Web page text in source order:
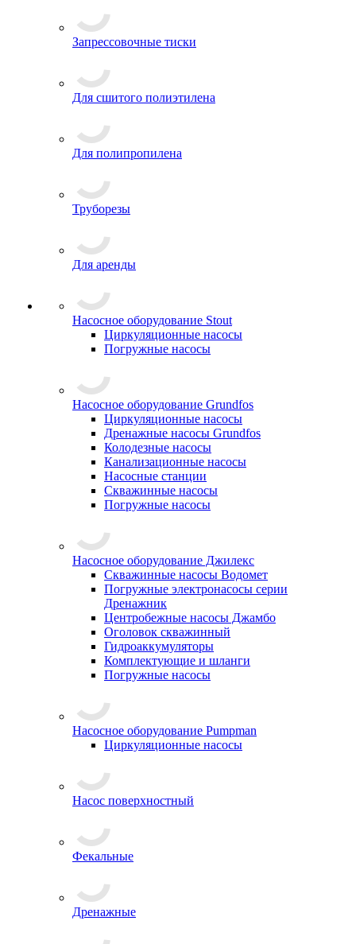
Запрессовочные тиски
Для сшитого полиэтилена
Для полипропилена
Труборезы
Для аренды
Насосное оборудование Stout
Циркуляционные насосы
Погружные насосы
Насосное оборудование Grundfos
Циркуляционные насосы
Дренажные насосы Grundfos
Колодезные насосы
Канализационные насосы
Насосные станции
Скважинные насосы
Погружные насосы
Насосное оборудование Джилекс
Скважинные насосы Водомет
Погружные электронасосы серии
Дренажник
Центробежные насосы Джамбо
Оголовок скважинный
Гидроаккумуляторы
Комплектующие и шланги
Погружные насосы
Насосное оборудование Pumpman
Циркуляционные насосы
Насос поверхностный
Фекальные
Дренажные